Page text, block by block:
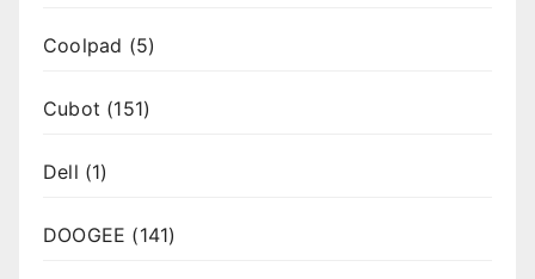
Coolpad (5)
Cubot (151)
Dell (1)
DOOGEE (141)